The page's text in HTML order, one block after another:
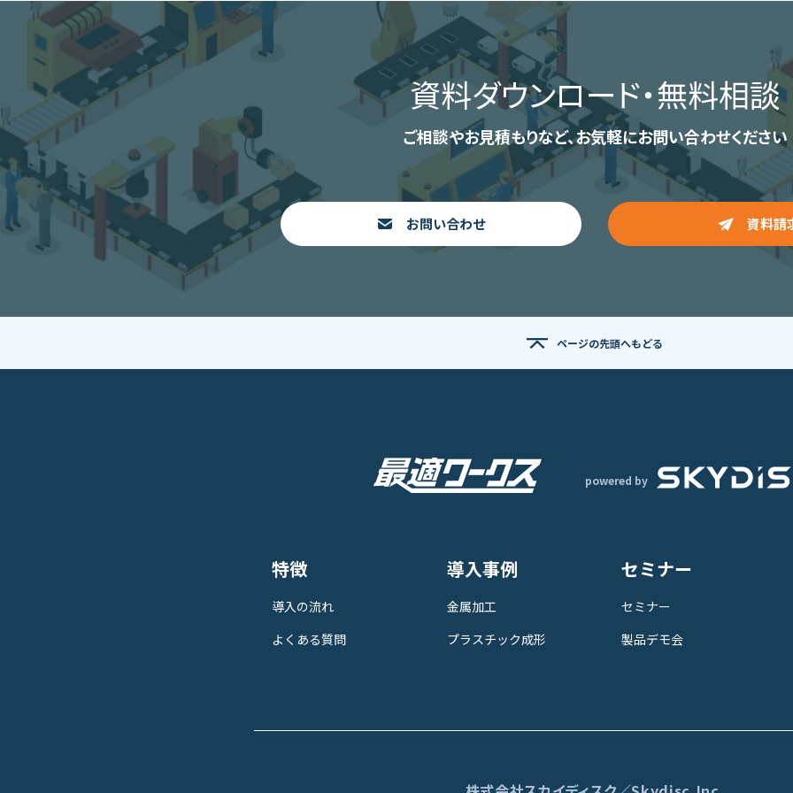
資料ダウンロード・無料相談
ご相談やお見積もりなど、お気軽にお問い合わせください
お問い合わせ 資料請
ページの先頭へもどる
powered by
特徴
導入の流れ
よくある質問
導入事例
金属加工
プラスチック成形
セミナー
セミナー
製品デモ会